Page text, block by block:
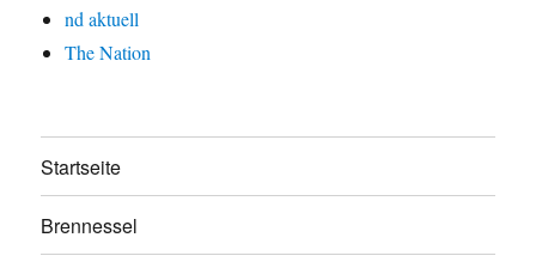
nd aktuell
The Nation
Startseite
Brennessel